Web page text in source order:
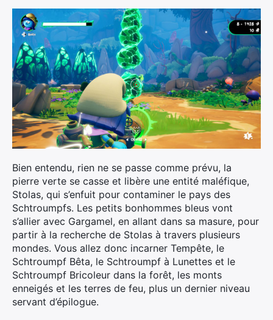
Bien entendu, rien ne se passe comme prévu, la
pierre verte se casse et libère une entité maléfique,
Stolas, qui s’enfuit pour contaminer le pays des
Schtroumpfs. Les petits bonhommes bleus vont
s’allier avec Gargamel, en allant dans sa masure, pour
partir à la recherche de Stolas à travers plusieurs
mondes. Vous allez donc incarner Tempête, le
Schtroumpf Bêta, le Schtroumpf à Lunettes et le
Schtroumpf Bricoleur dans la forêt, les monts
enneigés et les terres de feu, plus un dernier niveau
servant d’épilogue.